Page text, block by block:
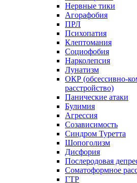
Нервные тики
Агорафобия
ПРЛ
Психопатия
Клептомания
Социофобия
Нарколепсия
Лунатизм
ОКР (обсессивно-
расстройство)
Панические атаки
Булимия
Агрессия
Созависимость
Синдром Туретта
Шопоголизм
Дисфория
Послеродовая
Соматоформное
ГТР